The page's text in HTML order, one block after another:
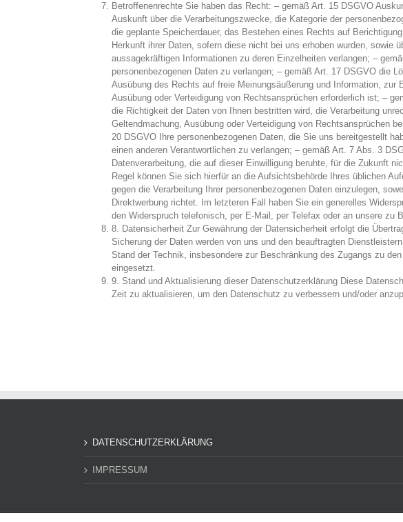
Betroffenenrechte Sie haben das Recht: – gemäß Art. 15 DSGVO
Auskunft über die Verarbeitungszwecke, die Kategorie der
die geplante Speicherdauer, das Bestehen eines Rechts auf
Herkunft ihrer Daten, sofern diese nicht bei uns erhoben wurden,
aussagekräftigen Informationen zu deren Einzelheiten verlangen; –
personenbezogenen Daten zu verlangen; – gemäß Art. 17 DSGVO die
Ausübung des Rechts auf freie Meinungsäußerung und Information,
Ausübung oder Verteidigung von Rechtsansprüchen erforderlich ist; –
die Richtigkeit der Daten von Ihnen bestritten wird, die Verarbeitung
Geltendmachung, Ausübung oder Verteidigung von Rechtsansprüchen
20 DSGVO Ihre personenbezogenen Daten, die Sie uns bereitgestellt
einen anderen Verantwortlichen zu verlangen; – gemäß Art. 7 Abs. 3
Datenverarbeitung, die auf dieser Einwilligung beruhte, für die Zukunft
Regel können Sie sich hierfür an die Aufsichtsbehörde Ihres üblichen
gegen die Verarbeitung Ihrer personenbezogenen Daten einzulegen,
Direktwerbung richtet. Im letzteren Fall haben Sie ein generelles
den Widerspruch telefonisch, per E-Mail, per Telefax oder an unsere
8. Datensicherheit Zur Gewährung der Datensicherheit erfolgt die
Sicherung der Daten werden von uns und den beauftragten
Stand der Technik, insbesondere zur Beschränkung des Zugangs zu
eingesetzt.
9. Stand und Aktualisierung dieser Datenschutzerklärung Diese
Zeit zu aktualisieren, um den Datenschutz zu verbessern und/oder
DATENSCHUTZERKLÄRUNG
IMPRESSUM